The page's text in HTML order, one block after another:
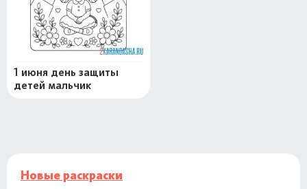
1 июня день защиты
детей мальчик
Новые раскраски